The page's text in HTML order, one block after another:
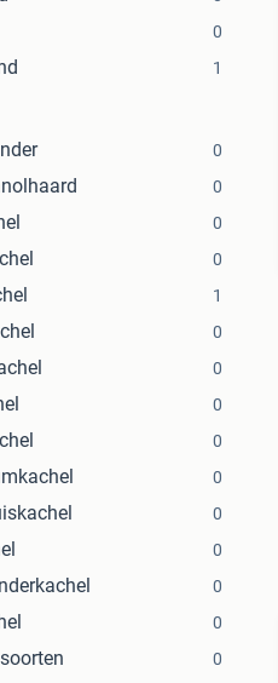
0
1
0
0
0
0
1
0
0
0
0
0
0
0
0
0
0